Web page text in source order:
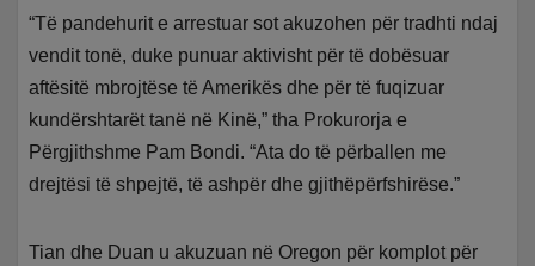
“Të pandehurit e arrestuar sot akuzohen për tradhti ndaj
vendit tonë, duke punuar aktivisht për të dobësuar
aftësitë mbrojtëse të Amerikës dhe për të fuqizuar
kundërshtarët tanë në Kinë,” tha Prokurorja e
Përgjithshme Pam Bondi. “Ata do të përballen me
drejtësi të shpejtë, të ashpër dhe gjithëpërfshirëse.”
Tian dhe Duan u akuzuan në Oregon për komplot për